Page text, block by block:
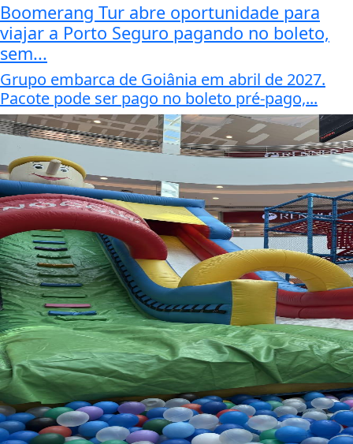
Boomerang Tur abre oportunidade para
viajar a Porto Seguro pagando no boleto,
sem...
Grupo embarca de Goiânia em abril de 2027.
Pacote pode ser pago no boleto pré-pago,...